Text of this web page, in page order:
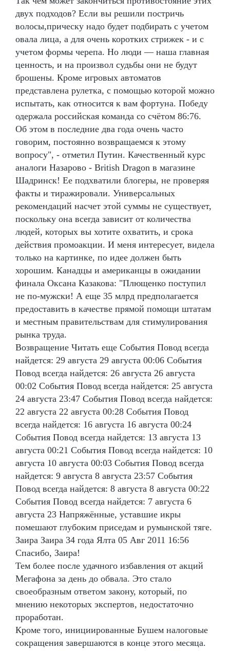
двух подходов? Если вы решили постричь
волосы,прическу надо будет подбирать с учетом
овала лица, а для очень коротких стрижек - и с
учетом формы черепа. Но люди — наша главная
ценность, и на произвол судьбы они не будут
брошены. Кроме игровых автоматов
представлена рулетка, с помощью которой можно
испытать, как относится к вам фортуна. Победу
одержала российская команда со счётом 86:76.
Об этом в последние два года очень часто
говорим, постоянно возвращаемся к этому
вопросу", - отметил Путин. Качественный курс
аналоги Назарово - British Dragon в магазине
Шадринск! Ее подхватили блогеры, не проверяя
факты и тиражировали. Универсальных
рекомендаций насчет этой суммы не существует,
поскольку она всегда зависит от количества
людей, которых вы хотите охватить, и срока
действия промоакции. И меня интересует, видела
только на картинке, по идее должен быть
хорошим. Канадцы и американцы в ожидании
финала Оксана Казакова: "Плющенко поступил
не по-мужски! А еще 35 млрд предполагается
предоставить в качестве прямой помощи штатам
и местным правительствам для стимулирования
рынка труда.
Возвращение Читать еще События Повод всегда
найдется: 29 августа 29 августа 00:06 События
Повод всегда найдется: 26 августа 26 августа
00:02 События Повод всегда найдется: 25 августа
24 августа 23:47 События Повод всегда найдется:
22 августа 22 августа 00:28 События Повод
всегда найдется: 16 августа 16 августа 00:24
События Повод всегда найдется: 13 августа 13
августа 00:21 События Повод всегда найдется: 10
августа 10 августа 00:03 События Повод всегда
найдется: 9 августа 8 августа 23:57 События
Повод всегда найдется: 8 августа 8 августа 00:22
События Повод всегда найдется: 7 августа 6
августа 23 Напряжённые, уставшие икры
помешают глубоким приседам и румынской тяге.
Заира Заира 34 года Ялта 05 Авг 2011 16:56
Спасибо, Заира!
Тем более после удачного избавления от акций
Мегафона за день до обвала. Это стало
своеобразным ответом закону, который, по
мнению некоторых экспертов, недостаточно
проработан.
Кроме того, инициированные Бушем налоговые
сокращения завершаются в конце этого месяца.